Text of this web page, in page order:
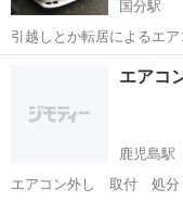
国分駅
引越しとか転居によるエ
ンの入れ替えや外して処
グもしております。
国分
エアコ
鹿児島駅
エアコン外し 取付 処分